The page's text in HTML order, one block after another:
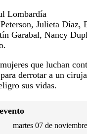
Lombardía
Julieta Díaz,
Garabal, Nancy
que luchan
derrotar a un
sus vidas.
martes 07 de noviembre